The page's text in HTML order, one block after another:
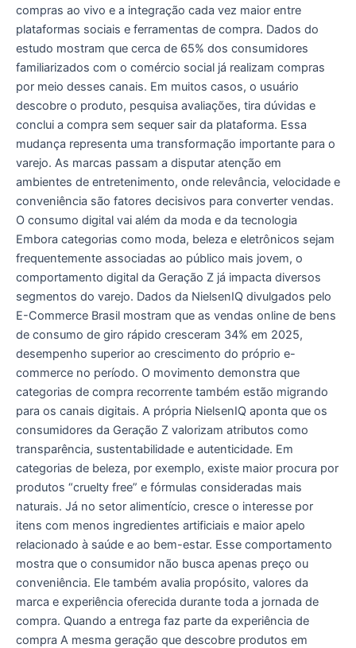
compras ao vivo e a integração cada vez maior entre
plataformas sociais e ferramentas de compra. Dados do
estudo mostram que cerca de 65% dos consumidores
familiarizados com o comércio social já realizam compras
por meio desses canais. Em muitos casos, o usuário
descobre o produto, pesquisa avaliações, tira dúvidas e
conclui a compra sem sequer sair da plataforma. Essa
mudança representa uma transformação importante para o
varejo. As marcas passam a disputar atenção em
ambientes de entretenimento, onde relevância, velocidade e
conveniência são fatores decisivos para converter vendas.
O consumo digital vai além da moda e da tecnologia
Embora categorias como moda, beleza e eletrônicos sejam
frequentemente associadas ao público mais jovem, o
comportamento digital da Geração Z já impacta diversos
segmentos do varejo. Dados da NielsenIQ divulgados pelo
E-Commerce Brasil mostram que as vendas online de bens
de consumo de giro rápido cresceram 34% em 2025,
desempenho superior ao crescimento do próprio e-
commerce no período. O movimento demonstra que
categorias de compra recorrente também estão migrando
para os canais digitais. A própria NielsenIQ aponta que os
consumidores da Geração Z valorizam atributos como
transparência, sustentabilidade e autenticidade. Em
categorias de beleza, por exemplo, existe maior procura por
produtos “cruelty free” e fórmulas consideradas mais
naturais. Já no setor alimentício, cresce o interesse por
itens com menos ingredientes artificiais e maior apelo
relacionado à saúde e ao bem-estar. Esse comportamento
mostra que o consumidor não busca apenas preço ou
conveniência. Ele também avalia propósito, valores da
marca e experiência oferecida durante toda a jornada de
compra. Quando a entrega faz parte da experiência de
compra A mesma geração que descobre produtos em